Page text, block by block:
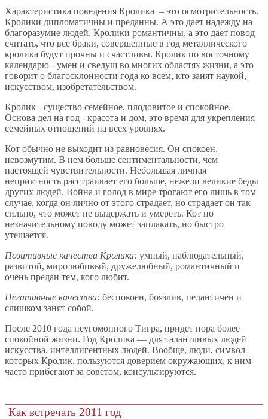
Характеристика поведения Кролика – это осмотрительность.
Кролики дипломатичны и преданны. А это дает надежду на
благоразумие людей. Кролики романтичны, а это дает повод
считать, что все браки, совершенные в год металлического
кролика будут прочны и счастливы. Кролик по восточному
календарю - умен и сведущ во многих областях жизни, а это
говорит о благосклонности года ко всем, кто занят наукой,
искусством, изобретательством.
Кролик - существо семейное, плодовитое и спокойное.
Основа дел на год - красота и дом, это время для укрепления
семейных отношений на всех уровнях.
Кот обычно не выходит из равновесия. Он спокоен,
невозмутим. В нем больше сентиментальности, чем
настоящей чувствительности. Небольшая личная
неприятность расстраивает его больше, нежели великие беды
других людей. Война и голод в мире трогают его лишь в том
случае, когда он лично от этого страдает, но страдает он так
сильно, что может не выдержать и умереть. Кот по
незначительному поводу может заплакать, но быстро
утешается.
Позитивные качества Кролика: умный, наблюдательный,
развитой, миролюбивый, дружелюбный, романтичный и
очень предан тем, кого любит.
Негативные качества: беспокоен, боязлив, педантичен и
слишком занят собой.
После 2010 года неугомонного Тигра, придет пора более
спокойной жизни. Год Кролика — для талантливых людей
искусства, интеллигентных людей. Вообще, люди, символ
которых Кролик, пользуются доверием окружающих, к ним
часто прибегают за советом, консультируются.
Как встречать 2011 год